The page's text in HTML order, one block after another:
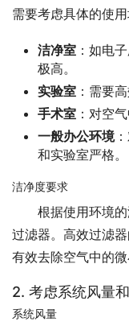
需要考虑具体的使用
洁净室 ：如电
极高。
实验室 ：需要
手术室 ：对空
一般办公环境
和实验室严格。
洁净度要求
根据使用环境
过滤器。高效过滤
有效去除空气中的微
2. 考虑系统风量
系统风量